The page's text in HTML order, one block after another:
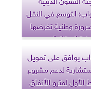
التوسع في النقل
وطنية تفرضها
السكانية
يوافق على تمويل
لدعم مشروع
الأول لمترو الأنفاق